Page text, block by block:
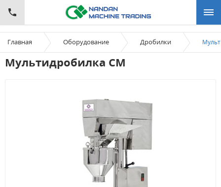
Главная Оборудование Дробилки
Mультидробилка СМ